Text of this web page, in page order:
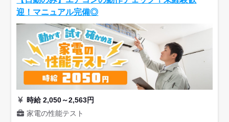
迎！マニュアル完備◎
時給 2,050～2,563円
家電の性能テスト